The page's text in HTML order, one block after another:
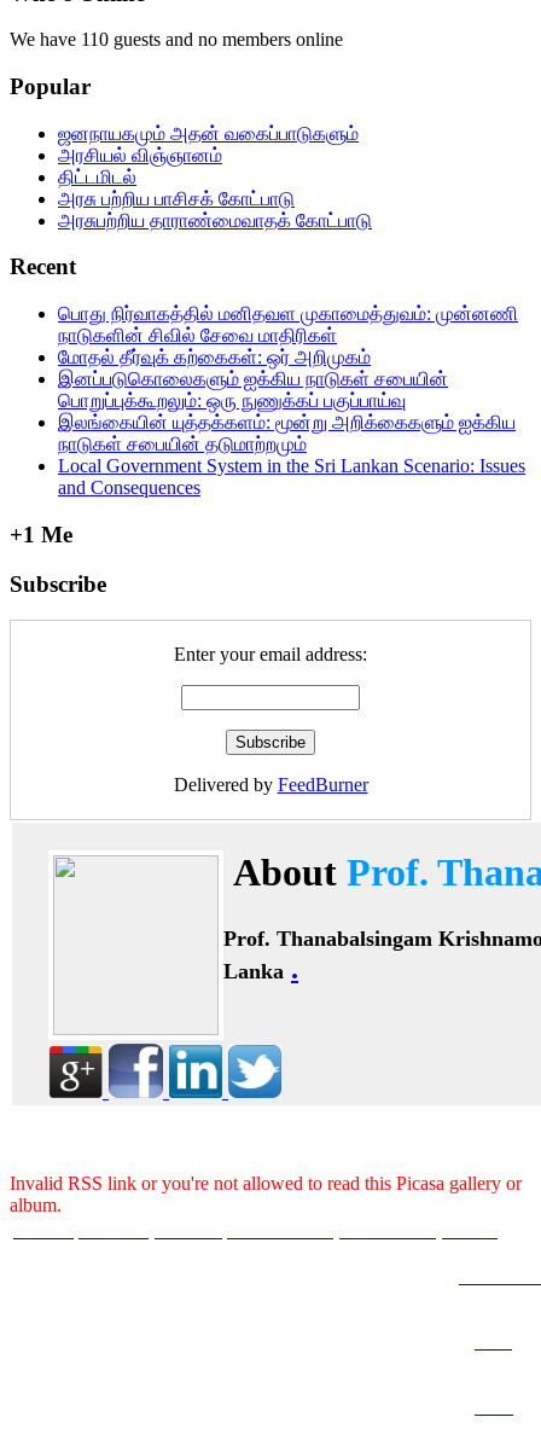
We have 110 guests and no members online
Popular
ஜனநாயகமும் அதன் வகைப்பாடுகளும்
அரசியல் விஞ்ஞானம்
திட்டமிடல்
அரசு பற்றிய பாசிசக் கோட்பாடு
அரசுபற்றிய தாராண்மைவாதக் கோட்பாடு
Recent
பொது நிர்வாகத்தில்‌ மனிதவள முகாமைத்துவம்‌: முன்னணி
நாடுகளின்‌ சிவில்‌ சேவை மாதிரிகள்‌
மோதல் தீர்வுக் கற்கைகள்: ஒர் அறிமுகம்
இனப்படுகொலைகளும் ஐக்கிய நாடுகள் சபையின்
பொறுப்புக்கூறலும்: ஒரு நுணுக்கப் பகுப்பாய்வு
இலங்கையின் யுத்தக்களம்: மூன்று அறிக்கைகளும் ஐக்கிய
நாடுகள் சபையின் தடுமாற்றமும்
Local Government System in the Sri Lankan Scenario: Issues
and Consequences
+1 Me
Subscribe
Enter your email address:
Delivered by FeedBurner
About Prof.
Prof. Thanabalsingam
Lanka .
Invalid RSS link or you're not allowed to read this Picasa gallery or
album.